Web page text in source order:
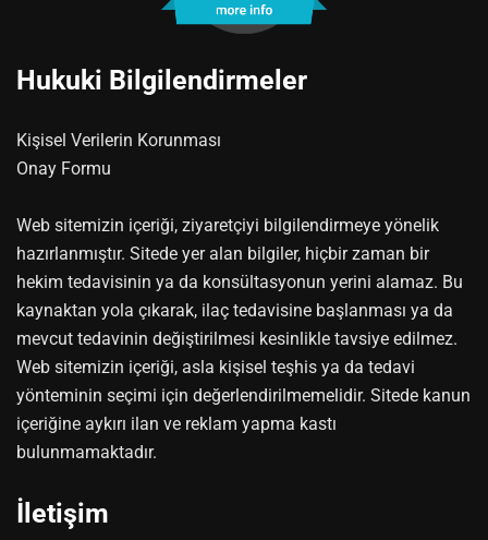
Hukuki Bilgilendirmeler
Kişisel Verilerin Korunması
Onay Formu
Web sitemizin içeriği, ziyaretçiyi bilgilendirmeye yönelik
hazırlanmıştır. Sitede yer alan bilgiler, hiçbir zaman bir
hekim tedavisinin ya da konsültasyonun yerini alamaz. Bu
kaynaktan yola çıkarak, ilaç tedavisine başlanması ya da
mevcut tedavinin değiştirilmesi kesinlikle tavsiye edilmez.
Web sitemizin içeriği, asla kişisel teşhis ya da tedavi
yönteminin seçimi için değerlendirilmemelidir. Sitede kanun
içeriğine aykırı ilan ve reklam yapma kastı
bulunmamaktadır.
İletişim